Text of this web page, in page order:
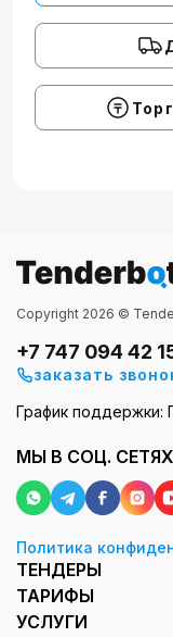
Copyright 2026 ©
+7 747 094 42
заказать
График поддержки:
МЫ В СОЦ. СЕТЯХ
Политика
ТЕНДЕРЫ
ТАРИФЫ
УСЛУГИ